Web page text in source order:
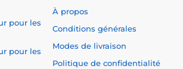
pour les
pour les
À propos
Conditions générales
Modes de livraison
Politique de confidentialité